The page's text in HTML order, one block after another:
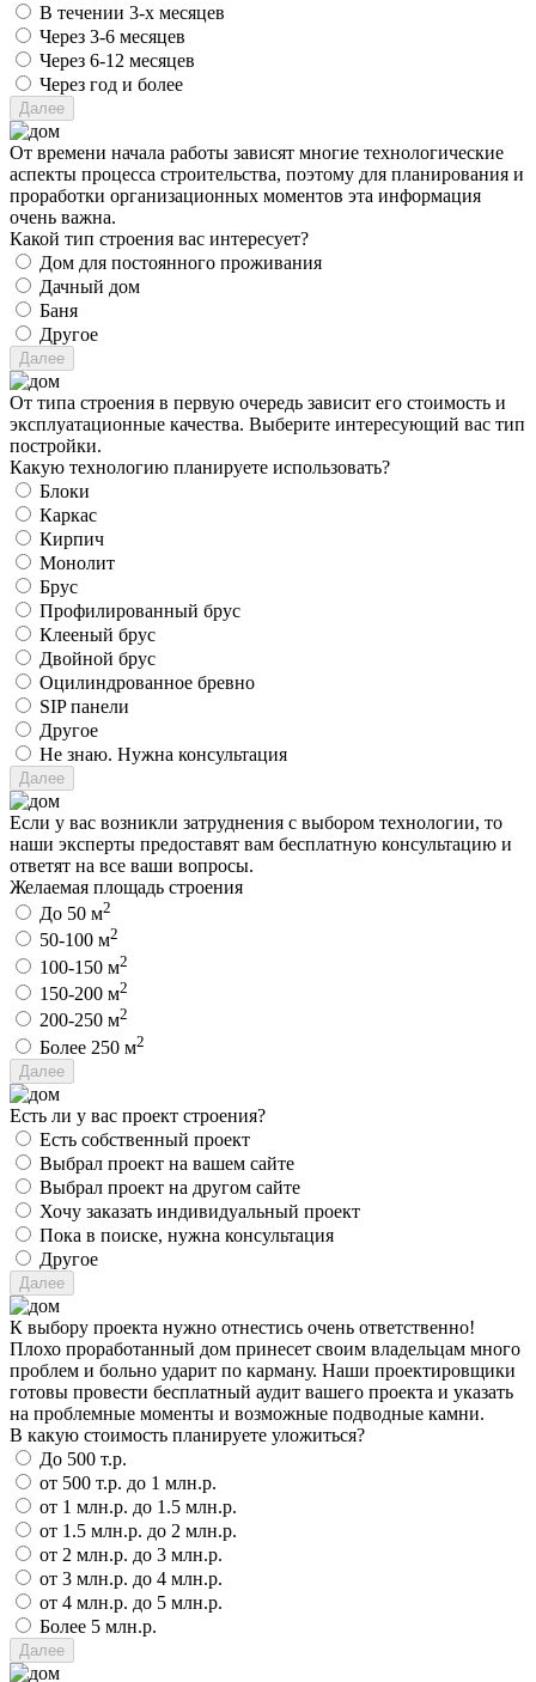
В течении 3-х месяцев
Через 3-6 месяцев
Через 6-12 месяцев
Через год и более
От времени начала работы зависят многие технологические
аспекты процесса строительства, поэтому для планирования и
проработки организационных моментов эта информация
очень важна.
Какой тип строения вас интересует?
Дом для постоянного проживания
Дачный дом
Баня
Другое
От типа строения в первую очередь зависит его стоимость и
эксплуатационные качества. Выберите интересующий вас тип
постройки.
Какую технологию планируете использовать?
Блоки
Каркас
Кирпич
Монолит
Брус
Профилированный брус
Клееный брус
Двойной брус
Оцилиндрованное бревно
SIP панели
Другое
Не знаю. Нужна консультация
Если у вас возникли затруднения с выбором технологии, то
наши эксперты предоставят вам бесплатную консультацию и
ответят на все ваши вопросы.
Желаемая площадь строения
До 50 м2
50-100 м2
100-150 м2
150-200 м2
200-250 м2
Более 250 м2
Есть ли у вас проект строения?
Есть собственный проект
Выбрал проект на вашем сайте
Выбрал проект на другом сайте
Хочу заказать индивидуальный проект
Пока в поиске, нужна консультация
Другое
К выбору проекта нужно отнестись очень ответственно!
Плохо проработанный дом принесет своим владельцам много
проблем и больно ударит по карману. Наши проектировщики
готовы провести бесплатный аудит вашего проекта и указать
на проблемные моменты и возможные подводные камни.
В какую стоимость планируете уложиться?
До 500 т.р.
от 500 т.р. до 1 млн.р.
от 1 млн.р. до 1.5 млн.р.
от 1.5 млн.р. до 2 млн.р.
от 2 млн.р. до 3 млн.р.
от 3 млн.р. до 4 млн.р.
от 4 млн.р. до 5 млн.р.
Более 5 млн.р.